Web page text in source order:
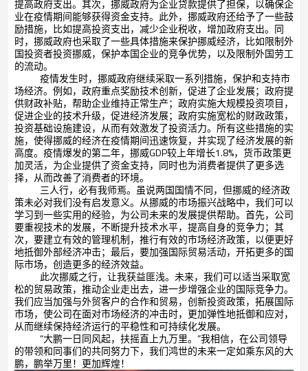
提高政府支出。其次，挪威政府为企业贷款提供了担保，以确保企
业在疫情期间能够获得资金支持。此外，挪威政府还给予了一些鼓
励措施，比如提高投资支出，减少企业税收，增加政府支出。同
时，挪威政府也采取了一些具体措施来保护挪威经济，比如限制外
国投资者投资挪威，保护本国企业的竞争优势，以及限制外国劳工
的流动。
疫情发生时，挪威政府继续采取一系列措施，保护和支持市
场经济。例如，政府重点奖励技术创新，促进了企业发展；政府提
供财政补贴，帮助企业维持正常生产；政府实施大规模投资项目，
促进企业的技术升级，促进经济发展；政府实施宽松的财政政策，
投资基础设施建设，从而有效激发了投资活力。所有这些措施的实
施，使得挪威的经济在疫情期间迅速恢复，并实现了经济发展的新
高度。疫情爆发的第二年，挪威GDP较上年增长1.8%，货币政策更
加灵活，为企业提供了资金支持，同时也为消费者提供了更多选
择，从而改善了消费者的环境。
三人行，必有我师焉。虽说两国国情不同，但挪威的经济政
策未必对我们没有启发意义。从挪威的市场振兴战略中，我们可以
学习到一些实用的经验，为公司未来的发展提供帮助。首先，公司
要重视技术的发展，不断提升技术水平，提高自身的竞争力；其
次，要建立有效的管理机制，推行有效的市场经济政策，以便更好
地抵御外部经济冲击；最后，要加强国际贸易活动，开拓更多的国
际市场，创造更多的经济效益。
此次挪威之行，让我获益匪浅。未来，我们可以适当采取宽
松的贸易政策，推动企业走出去，进一步增强企业的国际竞争力。
我们应当加强与外贸客户的合作和贸易，创新投资政策，拓展国际
市场，使公司在面对市场经济的冲击时，更加弹性地抵御和应对，
从而继续保持经济运行的平稳性和可持续化发展。
“大鹏一日同风起，扶摇直上九万里。”我相信，在公司领导
的带领和同事们的共同努力下，我们鸿世的未来一定如乘东风的大
鹏，鹏举万里！更加辉煌！